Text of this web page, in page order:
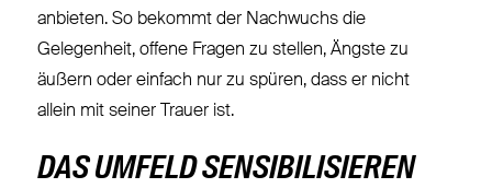
anbieten. So bekommt der Nachwuchs die
Gelegenheit, offene Fragen zu stellen, Ängste zu
äußern oder einfach nur zu spüren, dass er nicht
allein mit seiner Trauer ist.
DAS UMFELD SENSIBILISIEREN